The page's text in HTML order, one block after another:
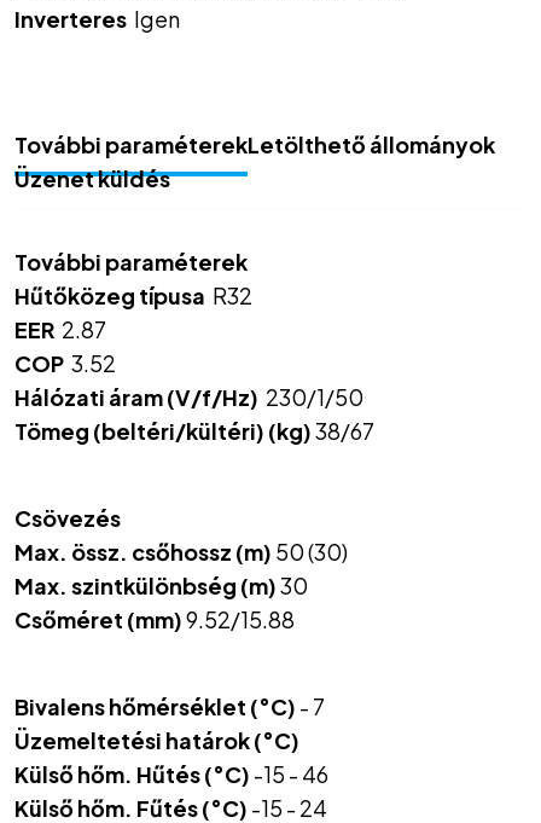
Inverteres Igen
További paraméterekLetölthető állományok
Üzenet küldés
További paraméterek
Hűtőközeg típusa R32
EER 2.87
COP 3.52
Hálózati áram (V/f/Hz) 230/1/50
Tömeg (beltéri/kültéri) (kg)38/67
Csövezés
Max. össz. csőhossz (m) 50 (30)
Max. szintkülönbség (m)30
Csőméret (mm)9.52/15.88
Bivalens hőmérséklet (°C) - 7
Üzemeltetési határok (°C)
Külső hőm. Hűtés (°C) -15 - 46
Külső hőm. Fűtés (°C) -15 - 24